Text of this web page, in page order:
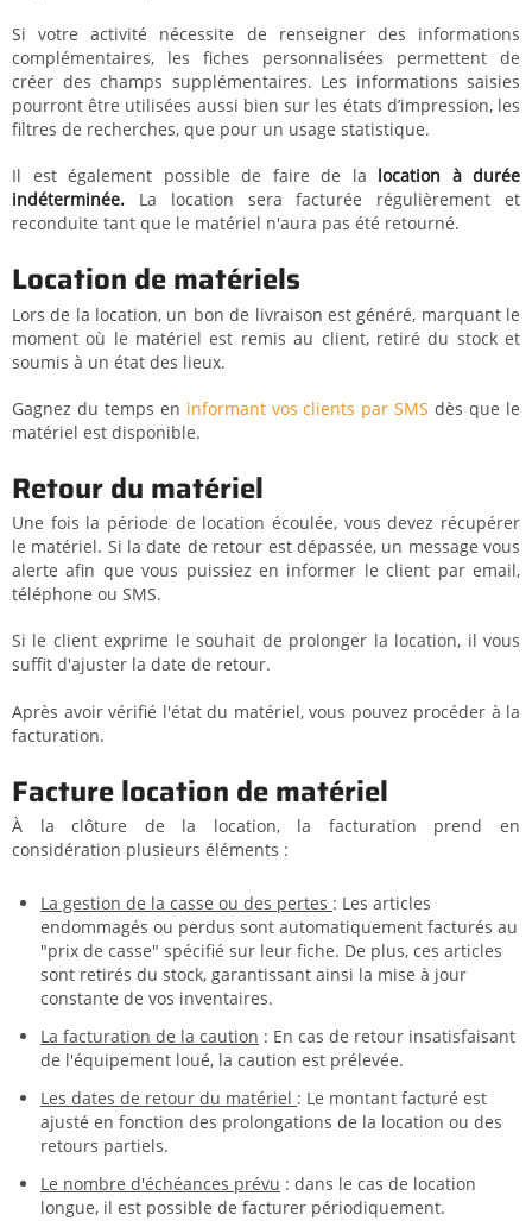
Si votre activité nécessite de renseigner des informations
complémentaires, les fiches personnalisées permettent de
créer des champs supplémentaires. Les informations saisies
pourront être utilisées aussi bien sur les états d’impression, les
filtres de recherches, que pour un usage statistique.
Il est également possible de faire de la location à durée
indéterminée. La location sera facturée régulièrement et
reconduite tant que le matériel n'aura pas été retourné.
Location de matériels
Lors de la location, un bon de livraison est généré, marquant le
moment où le matériel est remis au client, retiré du stock et
soumis à un état des lieux.
Gagnez du temps en informant vos clients par SMS dès que le
matériel est disponible.
Retour du matériel
Une fois la période de location écoulée, vous devez récupérer
le matériel. Si la date de retour est dépassée, un message vous
alerte afin que vous puissiez en informer le client par email,
téléphone ou SMS.
Si le client exprime le souhait de prolonger la location, il vous
suffit d'ajuster la date de retour.
Après avoir vérifié l'état du matériel, vous pouvez procéder à la
facturation.
Facture location de matériel
À la clôture de la location, la facturation prend en
considération plusieurs éléments :
La gestion de la casse ou des pertes : Les articles
endommagés ou perdus sont automatiquement facturés au
"prix de casse" spécifié sur leur fiche. De plus, ces articles
sont retirés du stock, garantissant ainsi la mise à jour
constante de vos inventaires.
La facturation de la caution : En cas de retour insatisfaisant
de l'équipement loué, la caution est prélevée.
Les dates de retour du matériel : Le montant facturé est
ajusté en fonction des prolongations de la location ou des
retours partiels.
Le nombre d'échéances prévu : dans le cas de location
longue, il est possible de facturer périodiquement.